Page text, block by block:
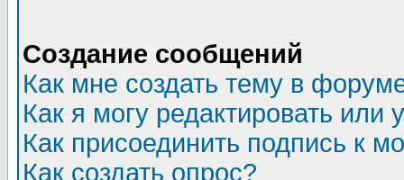
Создание сообщений
Как мне создать тему в
Как я могу редактировать или
Как присоединить подпись к
Как создать опрос?